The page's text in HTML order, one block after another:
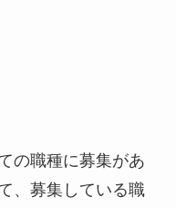
の職種に募集があ
、募集している職